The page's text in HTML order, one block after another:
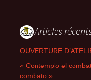
Articles récents
OUVERTURE
« Contemplo el
combato »